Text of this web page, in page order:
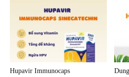
Hupavir Immunocaps